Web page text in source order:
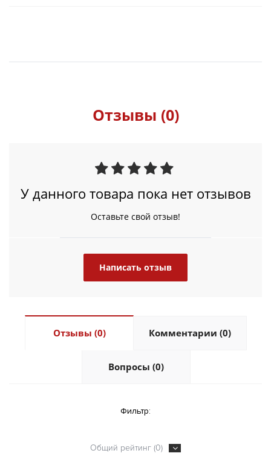
Отзывы (0)
У данного товара пока нет отзывов
Оставьте свой отзыв!
Написать отзыв
Отзывы (0) Комментарии (0)
Вопросы (0)
Фильтр:
Общий рейтинг (0)